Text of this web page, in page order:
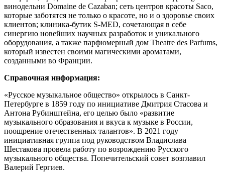
винодельни Domaine de Cazaban; сеть центров красоты Saco,
которые заботятся не только о красоте, но и о здоровье своих
клиентов; клиника-бутик S-MED, сочетающая в себе
синергию новейших научных разработок и уникального
оборудования, а также парфюмерный дом Theatre des Parfums,
который известен своими магическими ароматами,
созданными во Франции.
Справочная информация:
«Русское музыкальное общество» открылось в Санкт-
Петербурге в 1859 году по инициативе Дмитрия Стасова и
Антона Рубинштейна, его целью было «развитие
музыкального образования и вкуса к музыке в России,
поощрение отечественных талантов». В 2021 году
инициативная группа под руководством Владислава
Шестакова провела работу по возрождению Русского
музыкального общества. Попечительский совет возглавил
Валерий Гергиев.